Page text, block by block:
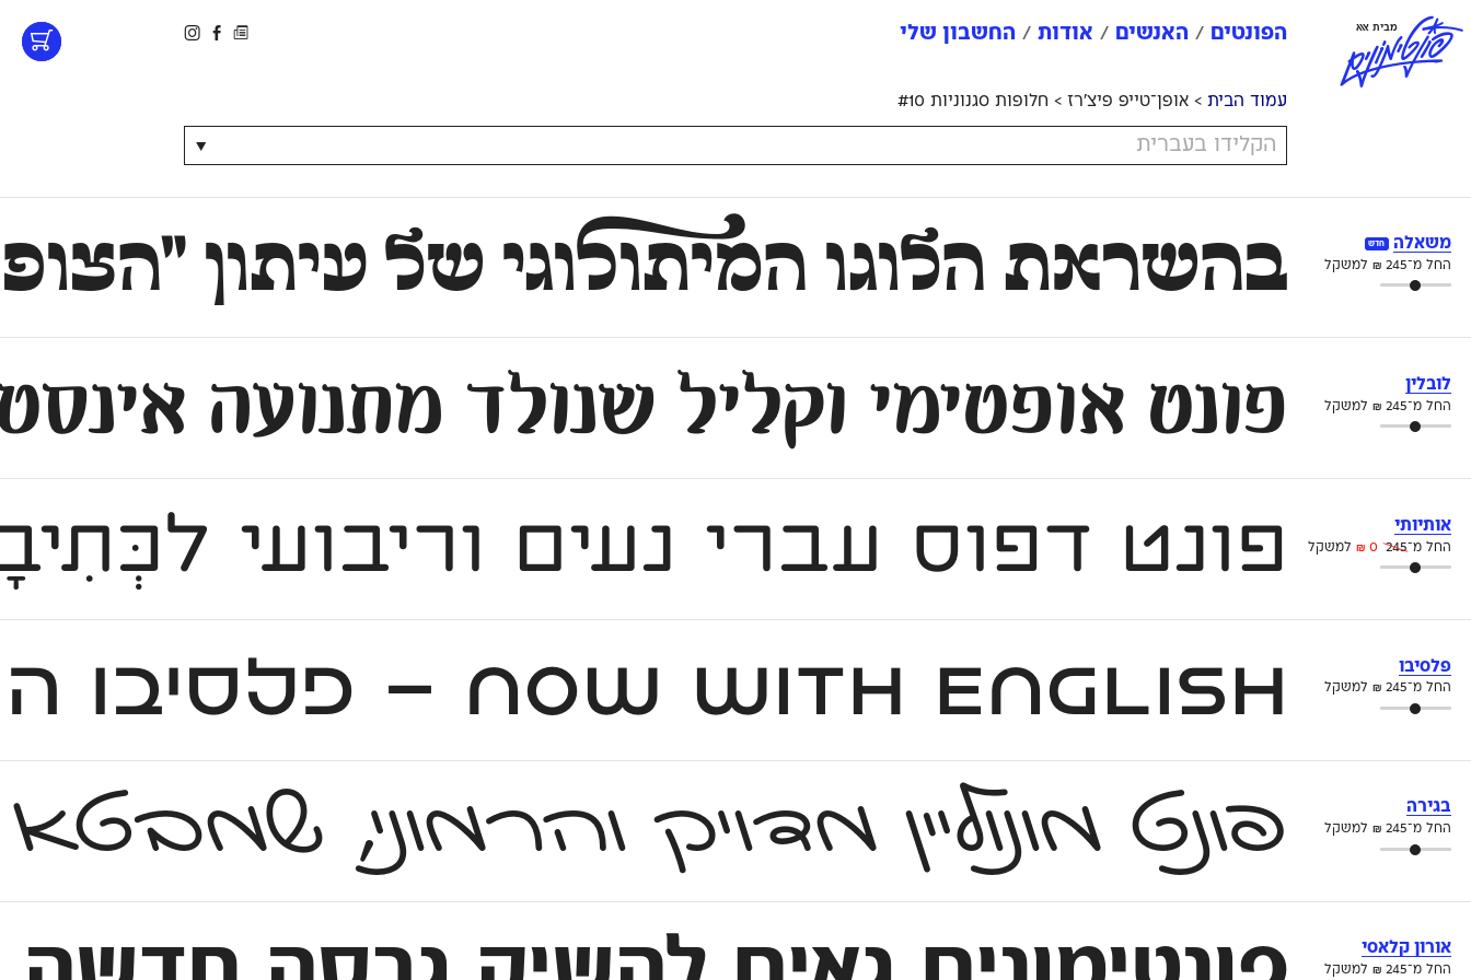
פונטימוניםמבית אאא הפונטים האנשים אודות החשבון שלי
עמוד הבית > אופן־טייפ פיצ׳רז > חלופות סגנוניות #10
▼
משאלה חדש
החל מ־245
₪ למשקל בהשראת הלוגו המיתולוגי של עיתון
לובלין
החל מ־245
₪ למשקל פונט אופטימי וקליל שנולד מתנועה
אותיותי
החל מ־245
0
₪למשקל פונט דפוס עברי נעים וריבועי
פלסיבו
החל מ־245
₪ למשקל Now with English – פלסיבו הוא פונט סנס מוחצן ועדכני בעל צורניות מפתיעה עם קריצה ליסודות ושורשים ארץ ישראליים חלוציים.
בגירה
החל מ־245
₪ למשקל פונט מונוליין מדויק והרמוני,
אורון קלאסי
החל מ־245
₪ למשקל